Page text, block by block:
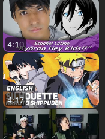
4:10
4:17